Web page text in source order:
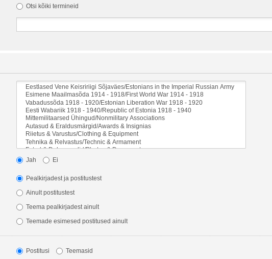
Otsi kõiki termineid
Jah Ei
Pealkirjadest ja postitustest
Ainult postitustest
Teema pealkirjadest ainult
Teemade esimesed postitused ainult
Postitusi Teemasid